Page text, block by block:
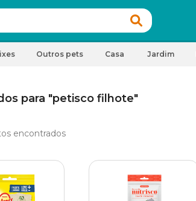
Outros pets Casa Jardim
para "petisco filhote"
encontrados